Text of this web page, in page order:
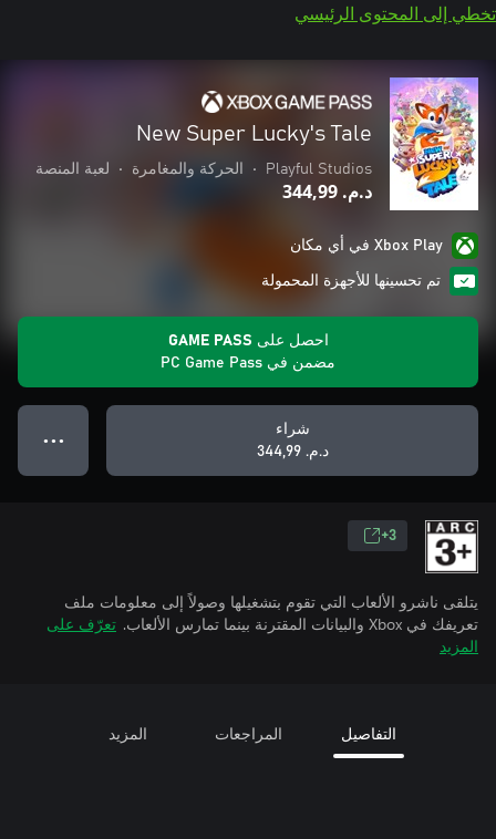
تخطي إلى المحتوى الرئيسي
New Super Lucky's Tale
Playful Studios
• الحركة والمغامرة • لعبة المنصة
د.م.‏ 344,99
Xbox Play في أي مكان
تم تحسينها للأجهزة المحمولة
احصل على GAME PASS
مضمن في PC Game Pass
شراء
د.م.‏ 344,99
● ● ●
3+
يتلقى ناشرو الألعاب التي تقوم بتشغيلها وصولاً إلى معلومات ملف
تعريفك في Xbox والبيانات المقترنة بينما تمارس الألعاب.
تعرّف على
المزيد
التفاصيل المراجعات المزيد